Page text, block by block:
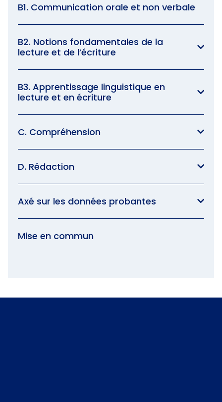
B1. Communication orale et non verbale
B2. Notions fondamentales de la
lecture et de l’écriture
B3. Apprentissage linguistique en
lecture et en écriture
C. Compréhension
D. Rédaction
Axé sur les données probantes
Mise en commun